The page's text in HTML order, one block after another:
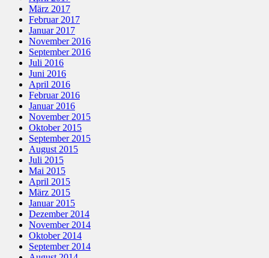
März 2017
Februar 2017
Januar 2017
November 2016
September 2016
Juli 2016
Juni 2016
April 2016
Februar 2016
Januar 2016
November 2015
Oktober 2015
September 2015
August 2015
Juli 2015
Mai 2015
April 2015
März 2015
Januar 2015
Dezember 2014
November 2014
Oktober 2014
September 2014